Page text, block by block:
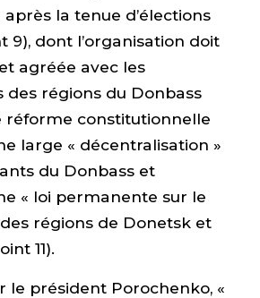
la tenue d’élections
9), dont l’organisation doit
agréée avec les
des régions du Donbass
réforme constitutionnelle
large « décentralisation »
du Donbass et
« loi permanente sur le
régions de Donetsk et
11).
le président Porochenko, «